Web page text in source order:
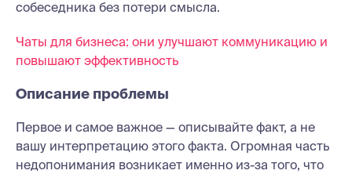
собеседника без потери смысла.
Чаты для бизнеса: они улучшают коммуникацию и
повышают эффективность
Описание проблемы
Первое и самое важное — описывайте факт, а не
вашу интерпретацию этого факта. Огромная часть
недопонимания возникает именно из-за того, что